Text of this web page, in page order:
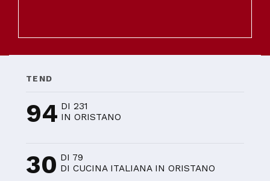
TEND
94 DI 231
IN ORISTANO
30 DI 79
DI CUCINA ITALIANA IN ORISTANO